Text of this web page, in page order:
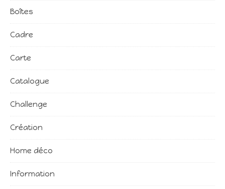
Boîtes
Cadre
Carte
Catalogue
Challenge
Création
Home déco
Information